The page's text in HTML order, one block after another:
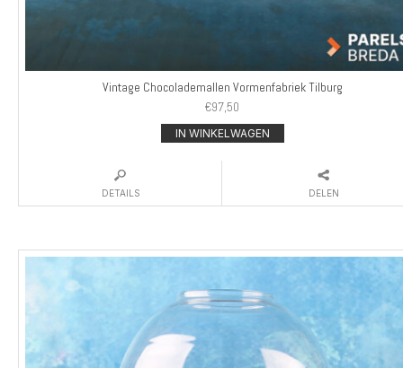
Vintage Chocolademallen Vormenfabriek Tilburg
€97,50
IN WINKELWAGEN
DETAILS DELEN